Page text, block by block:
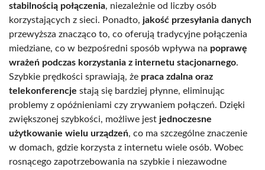
stabilnością połączenia, niezależnie od liczby osób
korzystających z sieci. Ponadto, jakość przesyłania danych
przewyższa znacząco to, co oferują tradycyjne połączenia
miedziane, co w bezpośredni sposób wpływa na poprawę
wrażeń podczas korzystania z internetu stacjonarnego.
Szybkie prędkości sprawiają, że praca zdalna oraz
telekonferencje stają się bardziej płynne, eliminując
problemy z opóźnieniami czy zrywaniem połączeń. Dzięki
zwiększonej szybkości, możliwe jest jednoczesne
użytkowanie wielu urządzeń, co ma szczególne znaczenie
w domach, gdzie korzysta z internetu wiele osób. Wobec
rosnącego zapotrzebowania na szybkie i niezawodne